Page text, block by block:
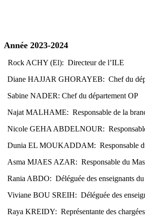
Année 2023-2024
Rock ACHY (El): Directeur de l’ILE
Diane HAJJAR GHORAYEB: Chef du
Sabine NADER: Chef du département OP
Najat MALHAME: Responsable de la
Nicole GEHA ABDELNOUR:
Dunia EL MOUKADDAM: Responsable
Asma MJAES AZAR: Responsable du
Rania ABDO: Déléguée des enseignants
Viviane BOU SREIH: Déléguée des
Raya KREIDY: Représentante des